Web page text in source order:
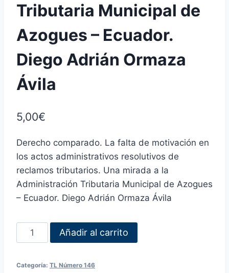
Tributaria Municipal de
Azogues – Ecuador.
Diego Adrián Ormaza
Ávila
5,00€
Derecho comparado. La falta de motivación en
los actos administrativos resolutivos de
reclamos tributarios. Una mirada a la
Administración Tributaria Municipal de Azogues
– Ecuador. Diego Adrián Ormaza Ávila
Añadir al carrito
Categoría: TL Número 146